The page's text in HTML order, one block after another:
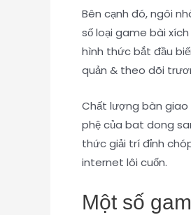
Bên cạnh đó, ngôi
số loại game bài
hình thức bắt đầu
quản & theo dõi
Chất lượng bàn giao
phệ của bat dong
thức giải trí đỉnh
internet lôi cuốn.
Một số